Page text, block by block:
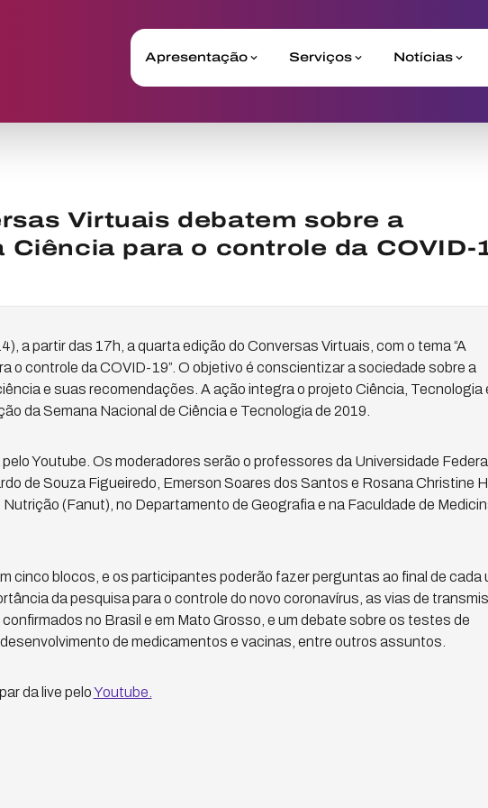
Apresentação Serviços Notícias
Virtuais debatem sobre a
Ciência para o controle da COVID-
a partir das 17h, a quarta edição do Conversas Virtuais, com o tema “A
o controle da COVID-19”. O objetivo é conscientizar a sociedade sobre a
e suas recomendações. A ação integra o projeto Ciência, Tecnologia
da Semana Nacional de Ciência e Tecnologia de 2019.
Youtube. Os moderadores serão o professores da Universidade
de Souza Figueiredo, Emerson Soares dos Santos e Rosana Christine
(Fanut), no Departamento de Geografia e na Faculdade de
cinco blocos, e os participantes poderão fazer perguntas ao final de cada
da pesquisa para o controle do novo coronavírus, as vias de
no Brasil e em Mato Grosso, e um debate sobre os testes de
de medicamentos e vacinas, entre outros assuntos.
da live peloYoutube.